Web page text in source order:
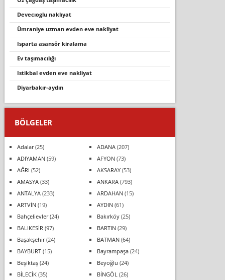
devecıoglu naklıyat
ümraniye uzman evden eve nakliyat
isparta asansör kiralama
ev taşimaciliği
istikbal evden eve nakliyat
di̇yarbakir-aydin
BÖLGELER
Adalar(25) ADANA(207)
ADIYAMAN(59) AFYON(73)
AĞRI (52) AKSARAY(53)
AMASYA(33) ANKARA(793)
ANTALYA(233) ARDAHAN(15)
ARTVİN(19) AYDIN(61)
Bahçelievler(24) Bakırköy(25)
BALIKESİR (97) BARTIN(29)
Başakşehir(24) BATMAN(64)
BAYBURT(15) Bayrampaşa(24)
Beşiktaş(24) Beyoğlu (24)
BİLECİK(35) BİNGÖL (26)